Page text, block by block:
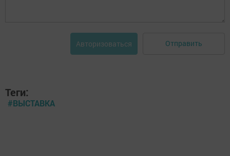
Авторизоваться Отправить
Теги:
#ВЫСТАВКА